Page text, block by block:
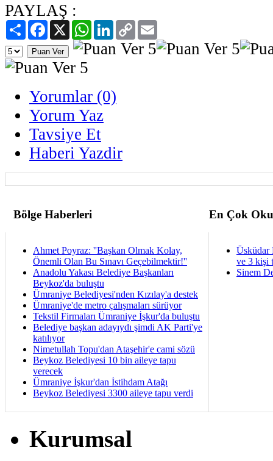
PAYLAŞ :
PaylaşFacebook
X WhatsAppLinkedIn
Copy
Link
Yorumlar (0)
Yorum Yaz
Tavsiye Et
Haberi Yazdir
Bölge Haberleri En Çok
Ahmet Poyraz: ''Başkan Olmak Kolay,
Önemli Olan Bu Sınavı Geçebilmektir!''
Anadolu Yakası Belediye Başkanları
Beykoz'da buluştu
Ümraniye Belediyesi'nden Kızılay'a destek
Ümraniye'de metro çalışmaları sürüyor
Tekstil Firmaları Ümraniye İşkur'da buluştu
Belediye başkan adayıydı şimdi AK Parti'ye
katılıyor
Nimetullah Topu'dan Ataşehir'e cami sözü
Beykoz Belediyesi 10 bin aileye tapu
verecek
Ümraniye İşkur'dan İstihdam Atağı
Beykoz Belediyesi 3300 aileye tapu verdi
Üsküdar
ve 3 kişi
Sinem
Kurumsal